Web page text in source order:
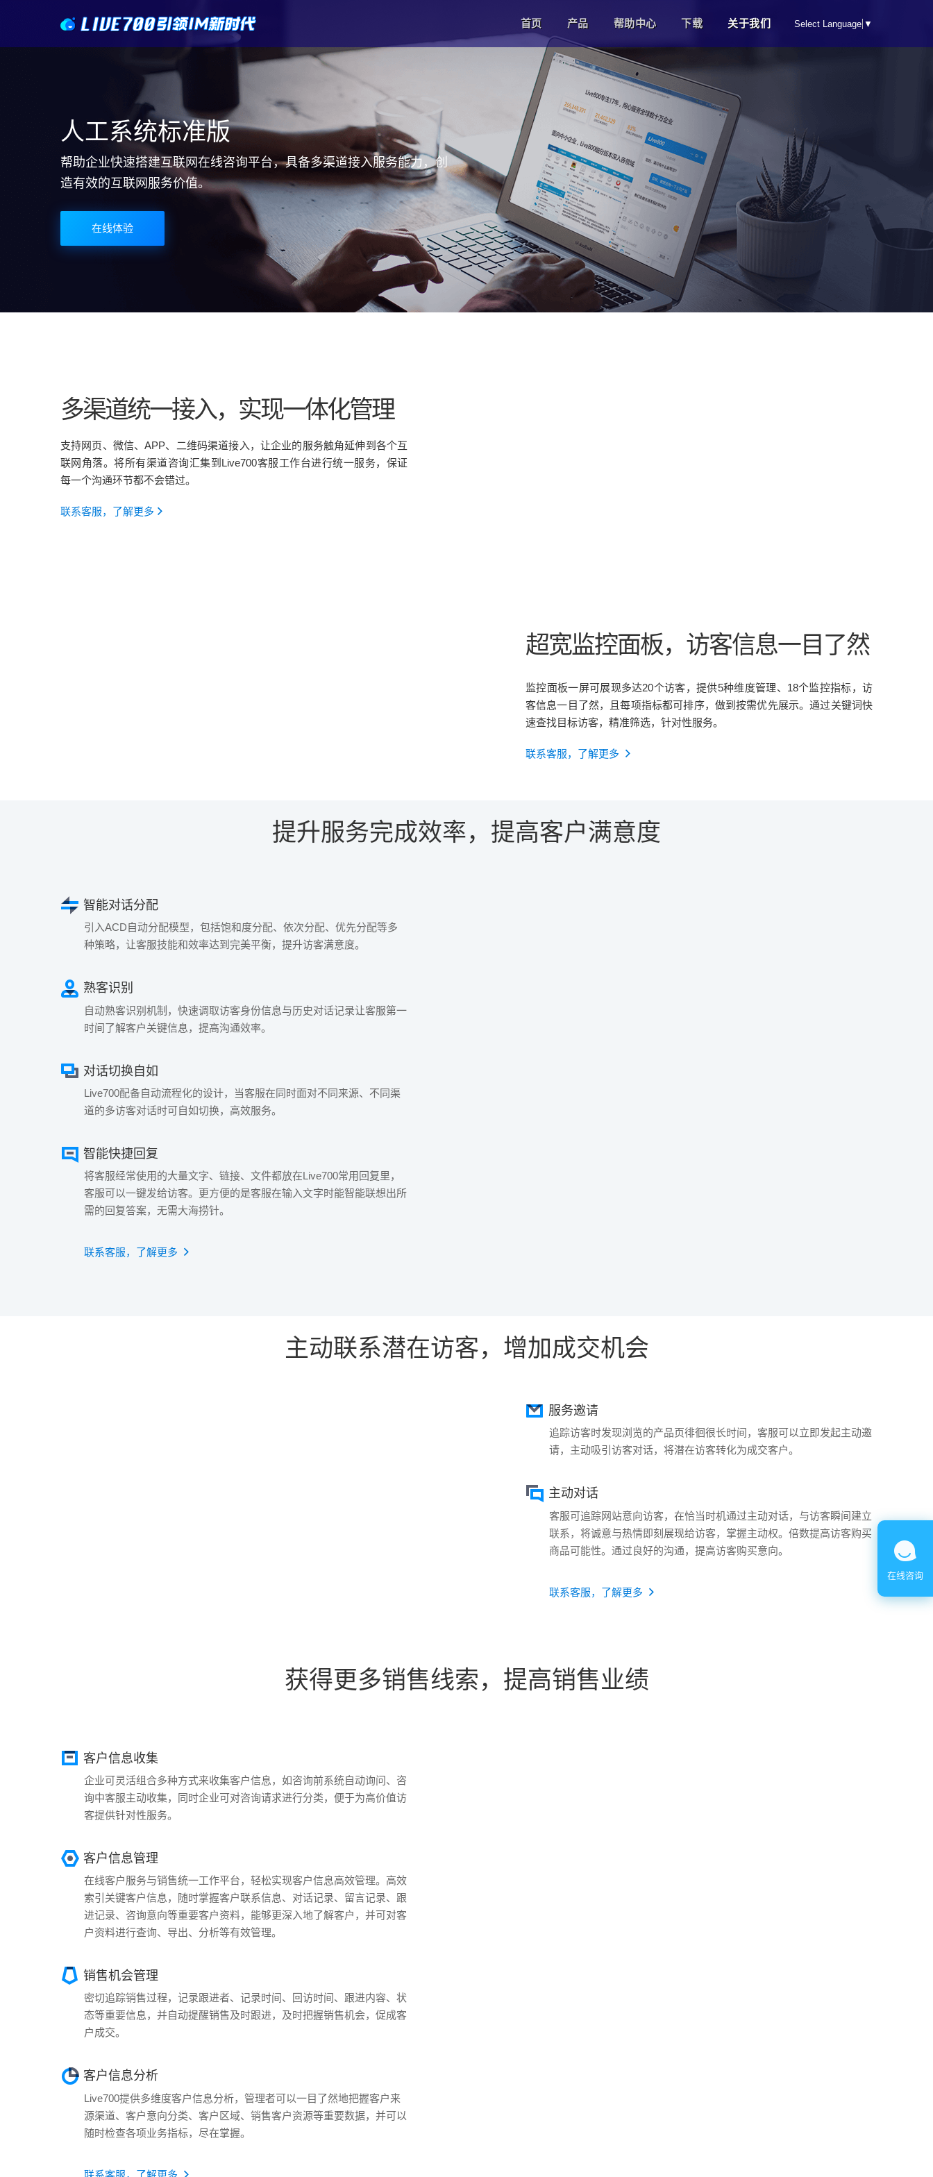
首页 产品
产列表品
IM系统
人工客服
帮助中心 下载 关于我们 Select Language ▼
在线咨询
人工系统标准版
帮助企业快速搭建互联网在线咨询平台，具备多渠道接入服务能力，创
造有效的互联网服务价值。
在线体验
多渠道统一接入，实现一体化管理
支持网页、微信、APP、二维码渠道接入，让企业的服务触角延伸到各个互
联网角落。将所有渠道咨询汇集到Live700客服工作台进行统一服务，保证
每一个沟通环节都不会错过。
联系客服，了解更多
超宽监控面板，访客信息一目了然
监控面板一屏可展现多达20个访客，提供5种维度管理、18个监控指标，访
客信息一目了然，且每项指标都可排序，做到按需优先展示。通过关键词快
速查找目标访客，精准筛选，针对性服务。
联系客服，了解更多
提升服务完成效率，提高客户满意度
智能对话分配
引入ACD自动分配模型，包括饱和度分配、依次分配、优先分配等多
种策略，让客服技能和效率达到完美平衡，提升访客满意度。
熟客识别
自动熟客识别机制，快速调取访客身份信息与历史对话记录让客服第一
时间了解客户关键信息，提高沟通效率。
对话切换自如
Live700配备自动流程化的设计，当客服在同时面对不同来源、不同渠
道的多访客对话时可自如切换，高效服务。
智能快捷回复
将客服经常使用的大量文字、链接、文件都放在Live700常用回复里，
客服可以一键发给访客。更方便的是客服在输入文字时能智能联想出所
需的回复答案，无需大海捞针。
联系客服，了解更多
主动联系潜在访客，增加成交机会
服务邀请
追踪访客时发现浏览的产品页徘徊很长时间，客服可以立即发起主动邀
请，主动吸引访客对话，将潜在访客转化为成交客户。
主动对话
客服可追踪网站意向访客，在恰当时机通过主动对话，与访客瞬间建立
联系，将诚意与热情即刻展现给访客，掌握主动权。倍数提高访客购买
商品可能性。通过良好的沟通，提高访客购买意向。
联系客服，了解更多
获得更多销售线索，提高销售业绩
客户信息收集
企业可灵活组合多种方式来收集客户信息，如咨询前系统自动询问、咨
询中客服主动收集，同时企业可对咨询请求进行分类，便于为高价值访
客提供针对性服务。
客户信息管理
在线客户服务与销售统一工作平台，轻松实现客户信息高效管理。高效
索引关键客户信息，随时掌握客户联系信息、对话记录、留言记录、跟
进记录、咨询意向等重要客户资料，能够更深入地了解客户，并可对客
户资料进行查询、导出、分析等有效管理。
销售机会管理
密切追踪销售过程，记录跟进者、记录时间、回访时间、跟进内容、状
态等重要信息，并自动提醒销售及时跟进，及时把握销售机会，促成客
户成交。
客户信息分析
Live700提供多维度客户信息分析，管理者可以一目了然地把握客户来
源渠道、客户意向分类、客户区域、销售客户资源等重要数据，并可以
随时检查各项业务指标，尽在掌握。
联系客服，了解更多